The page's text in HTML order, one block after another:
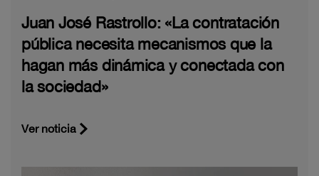
Juan José Rastrollo: «La contratación
pública necesita mecanismos que la
hagan más dinámica y conectada con
la sociedad»
Ver noticia